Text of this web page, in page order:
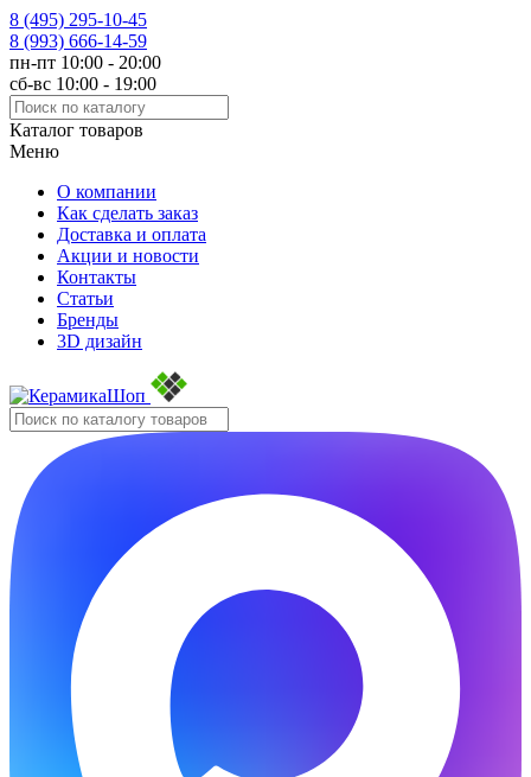
8 (495) 295-10-45
8 (993) 666-14-59
пн-пт 10:00 - 20:00
сб-вс 10:00 - 19:00
Каталог товаров
Меню
О компании
Как сделать заказ
Доставка и оплата
Акции и новости
Контакты
Статьи
Бренды
3D дизайн